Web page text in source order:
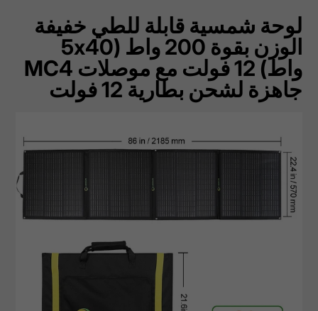
لوحة شمسية قابلة للطي خفيفة
الوزن بقوة 200 واط (5x40
واط) 12 فولت مع موصلات MC4
جاهزة لشحن بطارية 12 فولت